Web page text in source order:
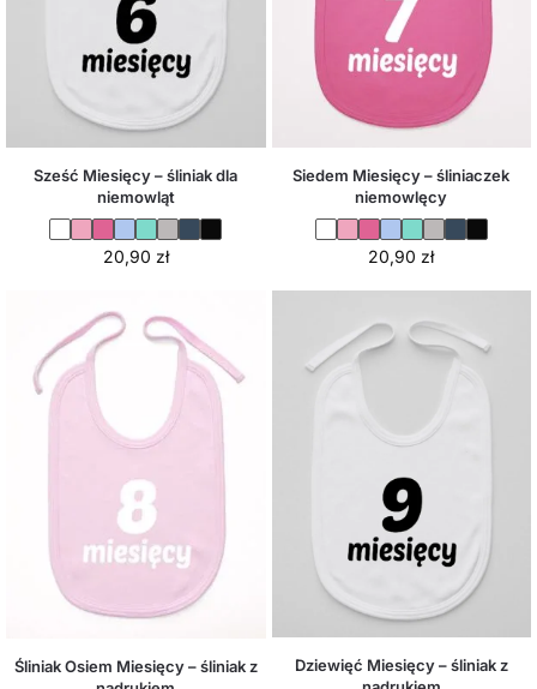
Sześć Miesięcy – śliniak dla
niemowląt
20,90 zł
Siedem Miesięcy – śliniaczek
niemowlęcy
20,90zł
Śliniak Osiem Miesięcy – śliniak z
Dziewięć Miesięcy – śliniak z